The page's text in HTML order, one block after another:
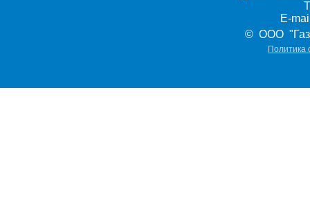
E-
© ООО
Политика